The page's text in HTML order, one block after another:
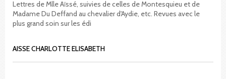
Lettres de Mlle Aïssé, suivies de celles de Montesquieu et de
Madame Du Deffand au chevalier d'Aydie, etc. Revues avec le
plus grand soin sur les édi
AISSE CHARLOTTE ELISABETH